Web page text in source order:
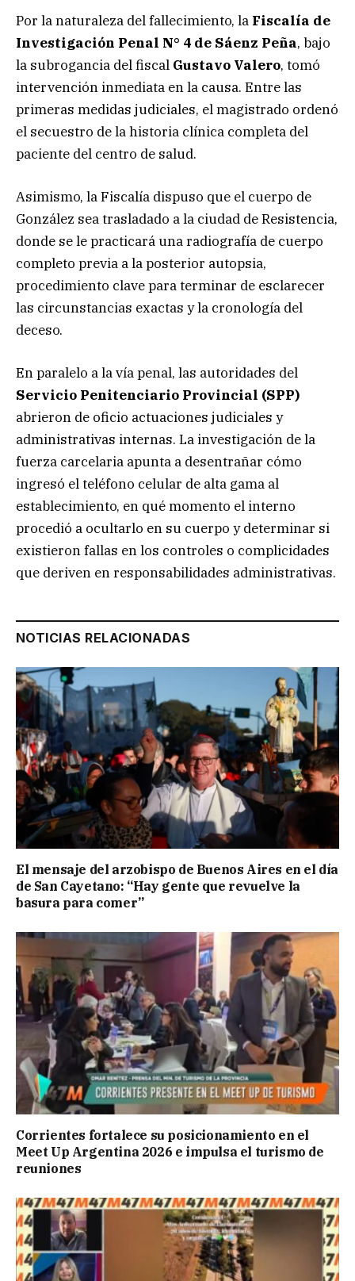
Por la naturaleza del fallecimiento, la Fiscalía de
Investigación Penal N° 4 de Sáenz Peña, bajo
la subrogancia del fiscal Gustavo Valero, tomó
intervención inmediata en la causa. Entre las
primeras medidas judiciales, el magistrado ordenó
el secuestro de la historia clínica completa del
paciente del centro de salud.
Asimismo, la Fiscalía dispuso que el cuerpo de
González sea trasladado a la ciudad de Resistencia,
donde se le practicará una radiografía de cuerpo
completo previa a la posterior autopsia,
procedimiento clave para terminar de esclarecer
las circunstancias exactas y la cronología del
deceso.
En paralelo a la vía penal, las autoridades del
Servicio Penitenciario Provincial (SPP)
abrieron de oficio actuaciones judiciales y
administrativas internas. La investigación de la
fuerza carcelaria apunta a desentrañar cómo
ingresó el teléfono celular de alta gama al
establecimiento, en qué momento el interno
procedió a ocultarlo en su cuerpo y determinar si
existieron fallas en los controles o complicidades
que deriven en responsabilidades administrativas.
NOTICIAS RELACIONADAS
El mensaje del arzobispo de Buenos Aires en el día
de San Cayetano: “Hay gente que revuelve la
basura para comer”
Corrientes fortalece su posicionamiento en el
Meet Up Argentina 2026 e impulsa el turismo de
reuniones